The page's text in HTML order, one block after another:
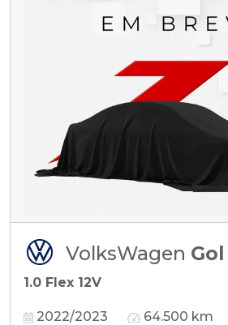
VolksWagen Gol
1.0 Flex 12V
2022/2023 64.500 km